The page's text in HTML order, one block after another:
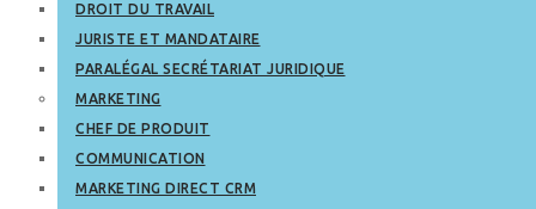
DROIT DU TRAVAIL
JURISTE ET MANDATAIRE
PARALÉGAL SECRÉTARIAT JURIDIQUE
MARKETING
CHEF DE PRODUIT
COMMUNICATION
MARKETING DIRECT CRM